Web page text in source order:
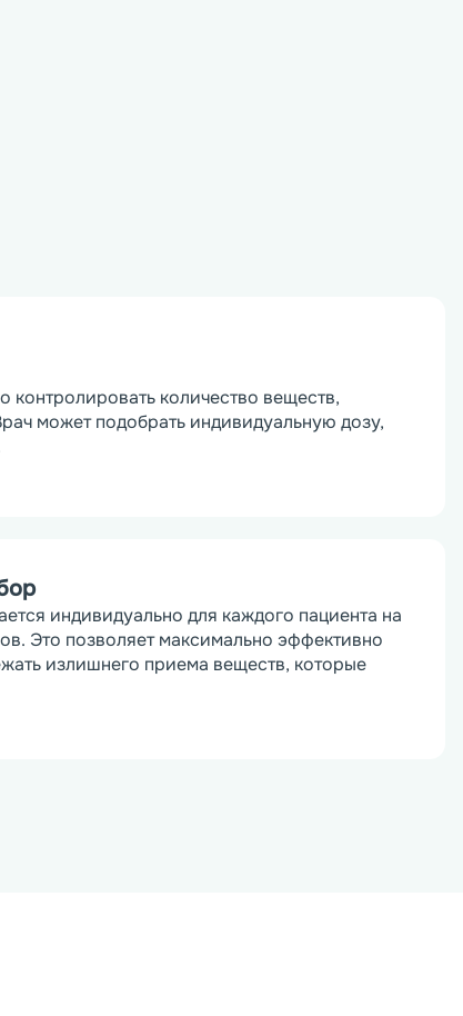
контролировать количество веществ,
может подобрать индивидуальную дозу,
индивидуально для каждого пациента на
Это позволяет максимально эффективно
излишнего приема веществ, которые